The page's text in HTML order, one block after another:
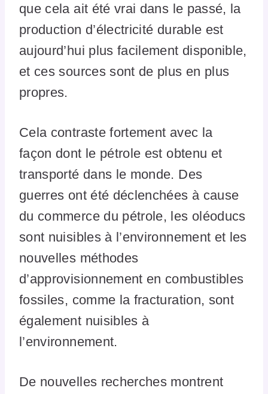
que cela ait été vrai dans le passé, la
production d’électricité durable est
aujourd’hui plus facilement disponible,
et ces sources sont de plus en plus
propres.
Cela contraste fortement avec la
façon dont le pétrole est obtenu et
transporté dans le monde. Des
guerres ont été déclenchées à cause
du commerce du pétrole, les oléoducs
sont nuisibles à l’environnement et les
nouvelles méthodes
d’approvisionnement en combustibles
fossiles, comme la fracturation, sont
également nuisibles à
l’environnement.
De nouvelles recherches montrent